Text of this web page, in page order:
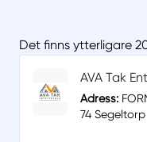
Det finns ytterligare
AVA Tak
Adress:
74 Segeltorp